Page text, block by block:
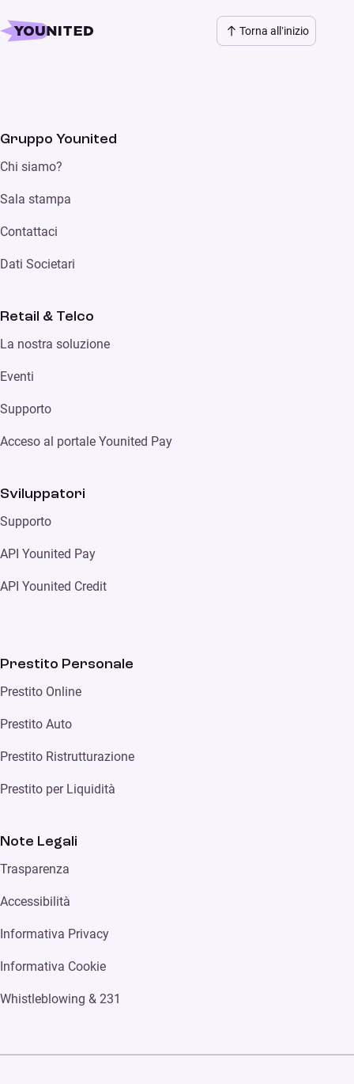
Torna all’inizio
Gruppo Younited
Chi siamo?
Sala stampa
Contattaci
Dati Societari
Retail & Telco
La nostra soluzione
Eventi
Supporto
Acceso al portale Younited Pay
Sviluppatori
Supporto
API Younited Pay
API Younited Credit
Prestito Personale
Prestito Online
Prestito Auto
Prestito Ristrutturazione
Prestito per Liquidità
Note Legali
Trasparenza
Accessibilità
Informativa Privacy
Informativa Cookie
Whistleblowing & 231